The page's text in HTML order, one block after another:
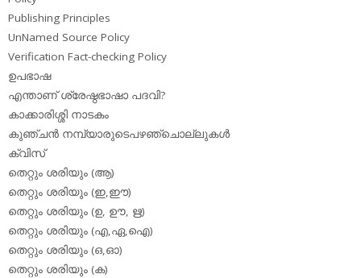
Publishing Principles
UnNamed Source Policy
Verification Fact-checking Policy
ഉപഭാഷ
എന്താണ് ശ്രേഷ്ഠഭാഷാ പദവി?
കാക്കാരിശ്ശി നാടകം
കുഞ്ചന്‍ നമ്പ്യാരുടെപഴഞ്ചൊല്ലുകള്‍
ക്വിസ്
തെറ്റും ശരിയും (ആ)
തെറ്റും ശരിയും (ഇ,ഈ)
തെറ്റും ശരിയും (ഉ, ഊ, ഋ)
തെറ്റും ശരിയും (എ,ഏ,ഐ)
തെറ്റും ശരിയും (ഒ,ഓ)
തെറ്റും ശരിയും (ക)